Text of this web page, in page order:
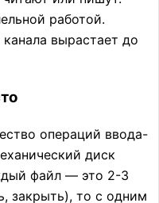
работой.
канала вырастает до
операций ввода-
диск
файл — это 2-3
закрыть), то с одним